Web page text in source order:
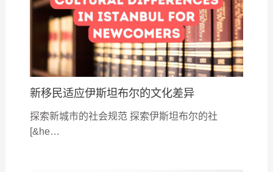
新移民适应伊斯坦布尔的文化差异
探索新城市的社会规范 探索伊斯坦布尔的社
[&he…